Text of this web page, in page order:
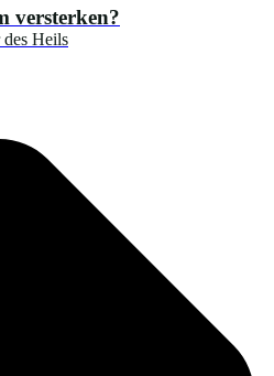
versterken?
des Heils